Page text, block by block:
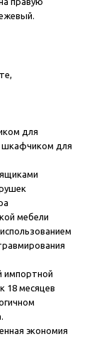
для
шкафчиком для
мебели
импортной
18 месяцев
экономия